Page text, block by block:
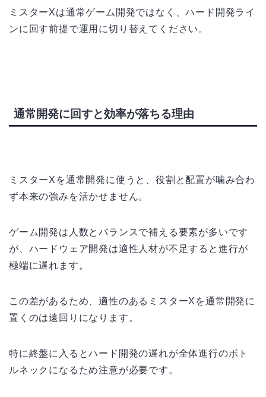
ミスターXは通常ゲーム開発ではなく、ハード開発ライ
ンに回す前提で運用に切り替えてください。
通常開発に回すと効率が落ちる理由
ミスターXを通常開発に使うと、役割と配置が噛み合わ
ず本来の強みを活かせません。
ゲーム開発は人数とバランスで補える要素が多いです
が、ハードウェア開発は適性人材が不足すると進行が
極端に遅れます。
この差があるため、適性のあるミスターXを通常開発に
置くのは遠回りになります。
特に終盤に入るとハード開発の遅れが全体進行のボト
ルネックになるため注意が必要です。